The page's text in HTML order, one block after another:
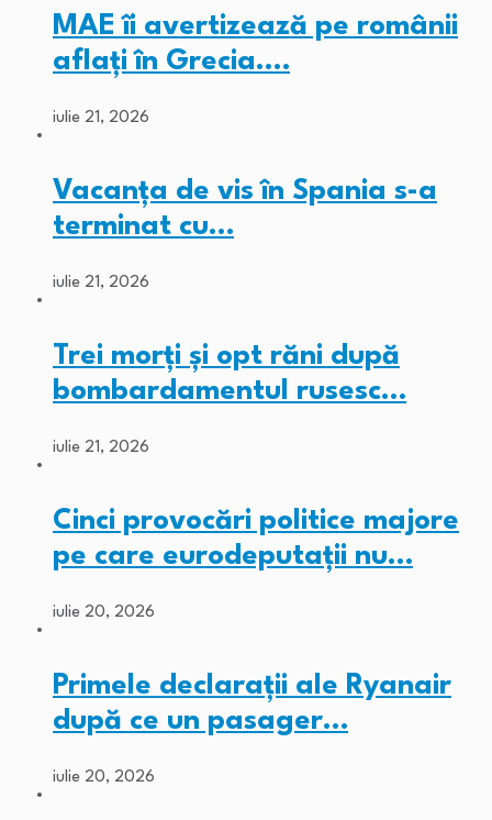
MAE îi avertizează pe românii
aflați în Grecia.…
iulie 21, 2026
Vacanța de vis în Spania s-a
terminat cu…
iulie 21, 2026
Trei morți și opt răni după
bombardamentul rusesc…
iulie 21, 2026
Cinci provocări politice majore
pe care eurodeputații nu…
iulie 20, 2026
Primele declarații ale Ryanair
după ce un pasager…
iulie 20, 2026